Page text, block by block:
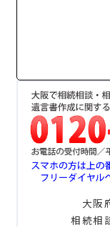
大阪
相続相